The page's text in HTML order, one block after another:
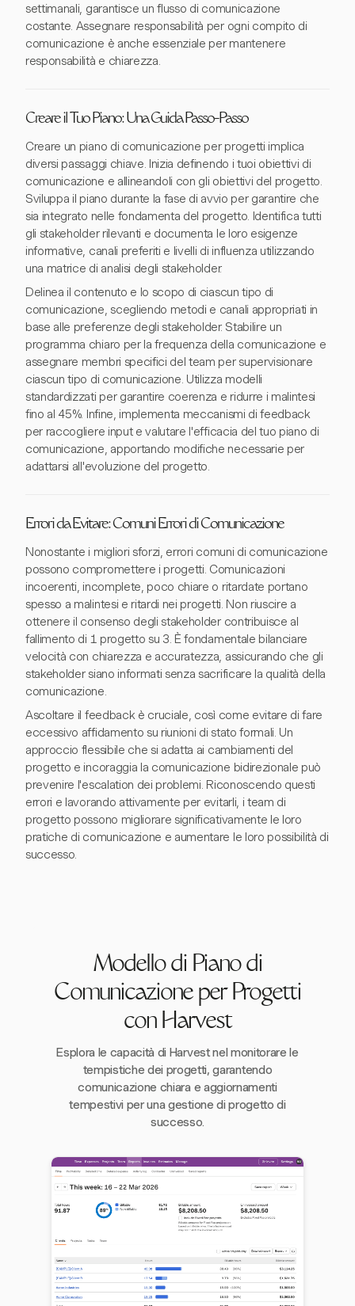
settimanali, garantisce un flusso di comunicazione
costante. Assegnare responsabilità per ogni compito di
comunicazione è anche essenziale per mantenere
responsabilità e chiarezza.
Creare il Tuo Piano: Una Guida Passo-Passo
Creare un piano di comunicazione per progetti implica
diversi passaggi chiave. Inizia definendo i tuoi obiettivi di
comunicazione e allineandoli con gli obiettivi del progetto.
Sviluppa il piano durante la fase di avvio per garantire che
sia integrato nelle fondamenta del progetto. Identifica tutti
gli stakeholder rilevanti e documenta le loro esigenze
informative, canali preferiti e livelli di influenza utilizzando
una matrice di analisi degli stakeholder.
Delinea il contenuto e lo scopo di ciascun tipo di
comunicazione, scegliendo metodi e canali appropriati in
base alle preferenze degli stakeholder. Stabilire un
programma chiaro per la frequenza della comunicazione e
assegnare membri specifici del team per supervisionare
ciascun tipo di comunicazione. Utilizza modelli
standardizzati per garantire coerenza e ridurre i malintesi
fino al 45%. Infine, implementa meccanismi di feedback
per raccogliere input e valutare l'efficacia del tuo piano di
comunicazione, apportando modifiche necessarie per
adattarsi all'evoluzione del progetto.
Errori da Evitare: Comuni Errori di Comunicazione
Nonostante i migliori sforzi, errori comuni di comunicazione
possono compromettere i progetti. Comunicazioni
incoerenti, incomplete, poco chiare o ritardate portano
spesso a malintesi e ritardi nei progetti. Non riuscire a
ottenere il consenso degli stakeholder contribuisce al
fallimento di 1 progetto su 3. È fondamentale bilanciare
velocità con chiarezza e accuratezza, assicurando che gli
stakeholder siano informati senza sacrificare la qualità della
comunicazione.
Ascoltare il feedback è cruciale, così come evitare di fare
eccessivo affidamento su riunioni di stato formali. Un
approccio flessibile che si adatta ai cambiamenti del
progetto e incoraggia la comunicazione bidirezionale può
prevenire l'escalation dei problemi. Riconoscendo questi
errori e lavorando attivamente per evitarli, i team di
progetto possono migliorare significativamente le loro
pratiche di comunicazione e aumentare le loro possibilità di
successo.
Modello di Piano di
Comunicazione per Progetti
con Harvest
Esplora le capacità di Harvest nel monitorare le
tempistiche dei progetti, garantendo
comunicazione chiara e aggiornamenti
tempestivi per una gestione di progetto di
successo.